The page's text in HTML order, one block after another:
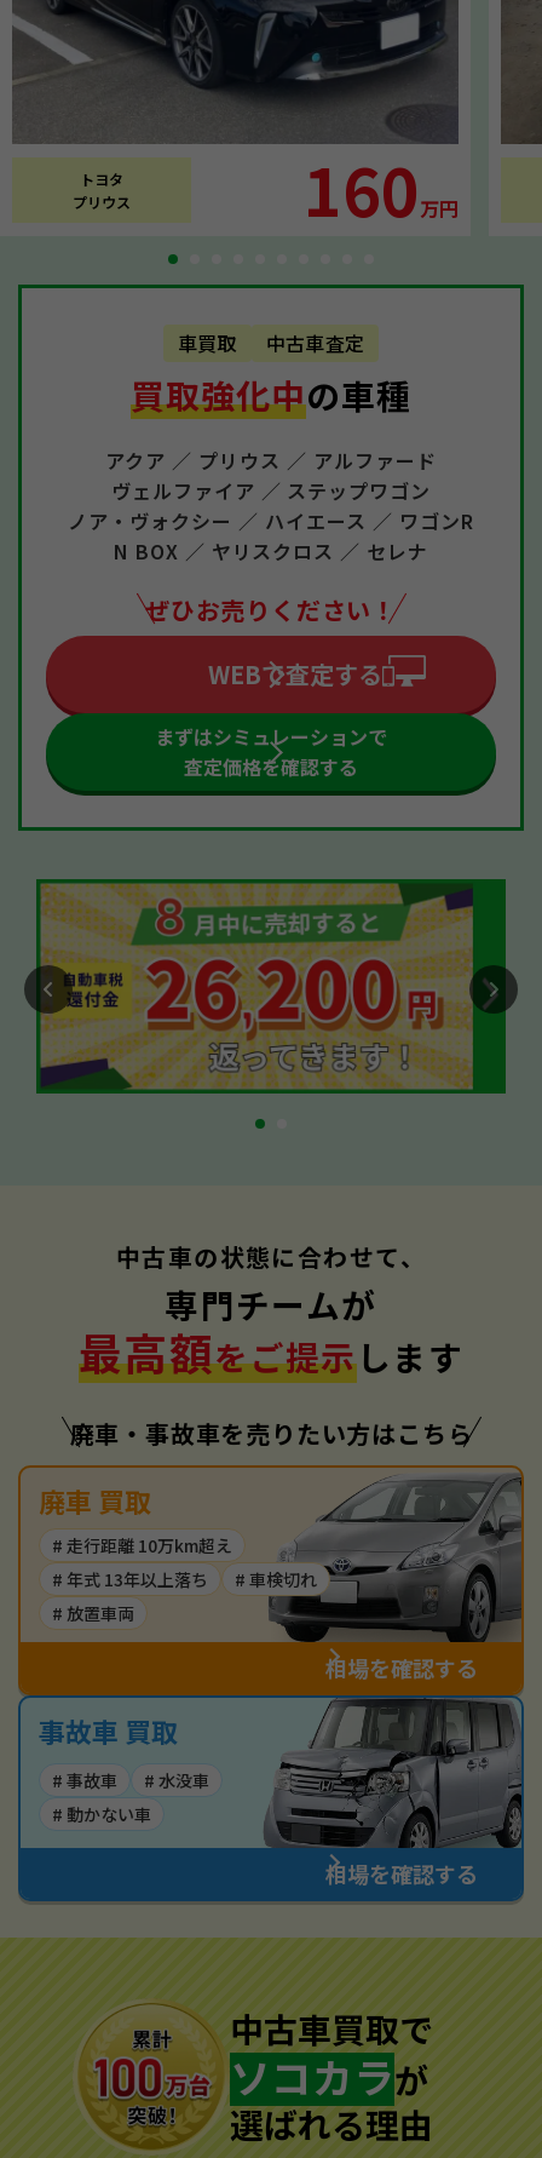
トヨタ
プリウス
160万円
車買取 中古車査定
買取強化中の車種
アクア ／ プリウス ／ アルファード
ヴェルファイア ／ ステップワゴン
ノア・ヴォクシー ／ ハイエース ／ ワゴンR
N BOX ／ ヤリスクロス ／ セレナ
ぜひお売りください！
WEBで査定する
まずはシミュレーションで
査定価格を確認する
中古車の状態に合わせて、
専門チームが
最高額をご提示します
廃車・事故車を売りたい方はこちら
廃車 買取
# 走行距離 10万km超え
# 年式 13年以上落ち
# 車検切れ
# 放置車両
相場を確認する
事故車 買取
# 事故車
# 水没車
# 動かない車
相場を確認する
中古車買取で
ソコカラが
選ばれる理由